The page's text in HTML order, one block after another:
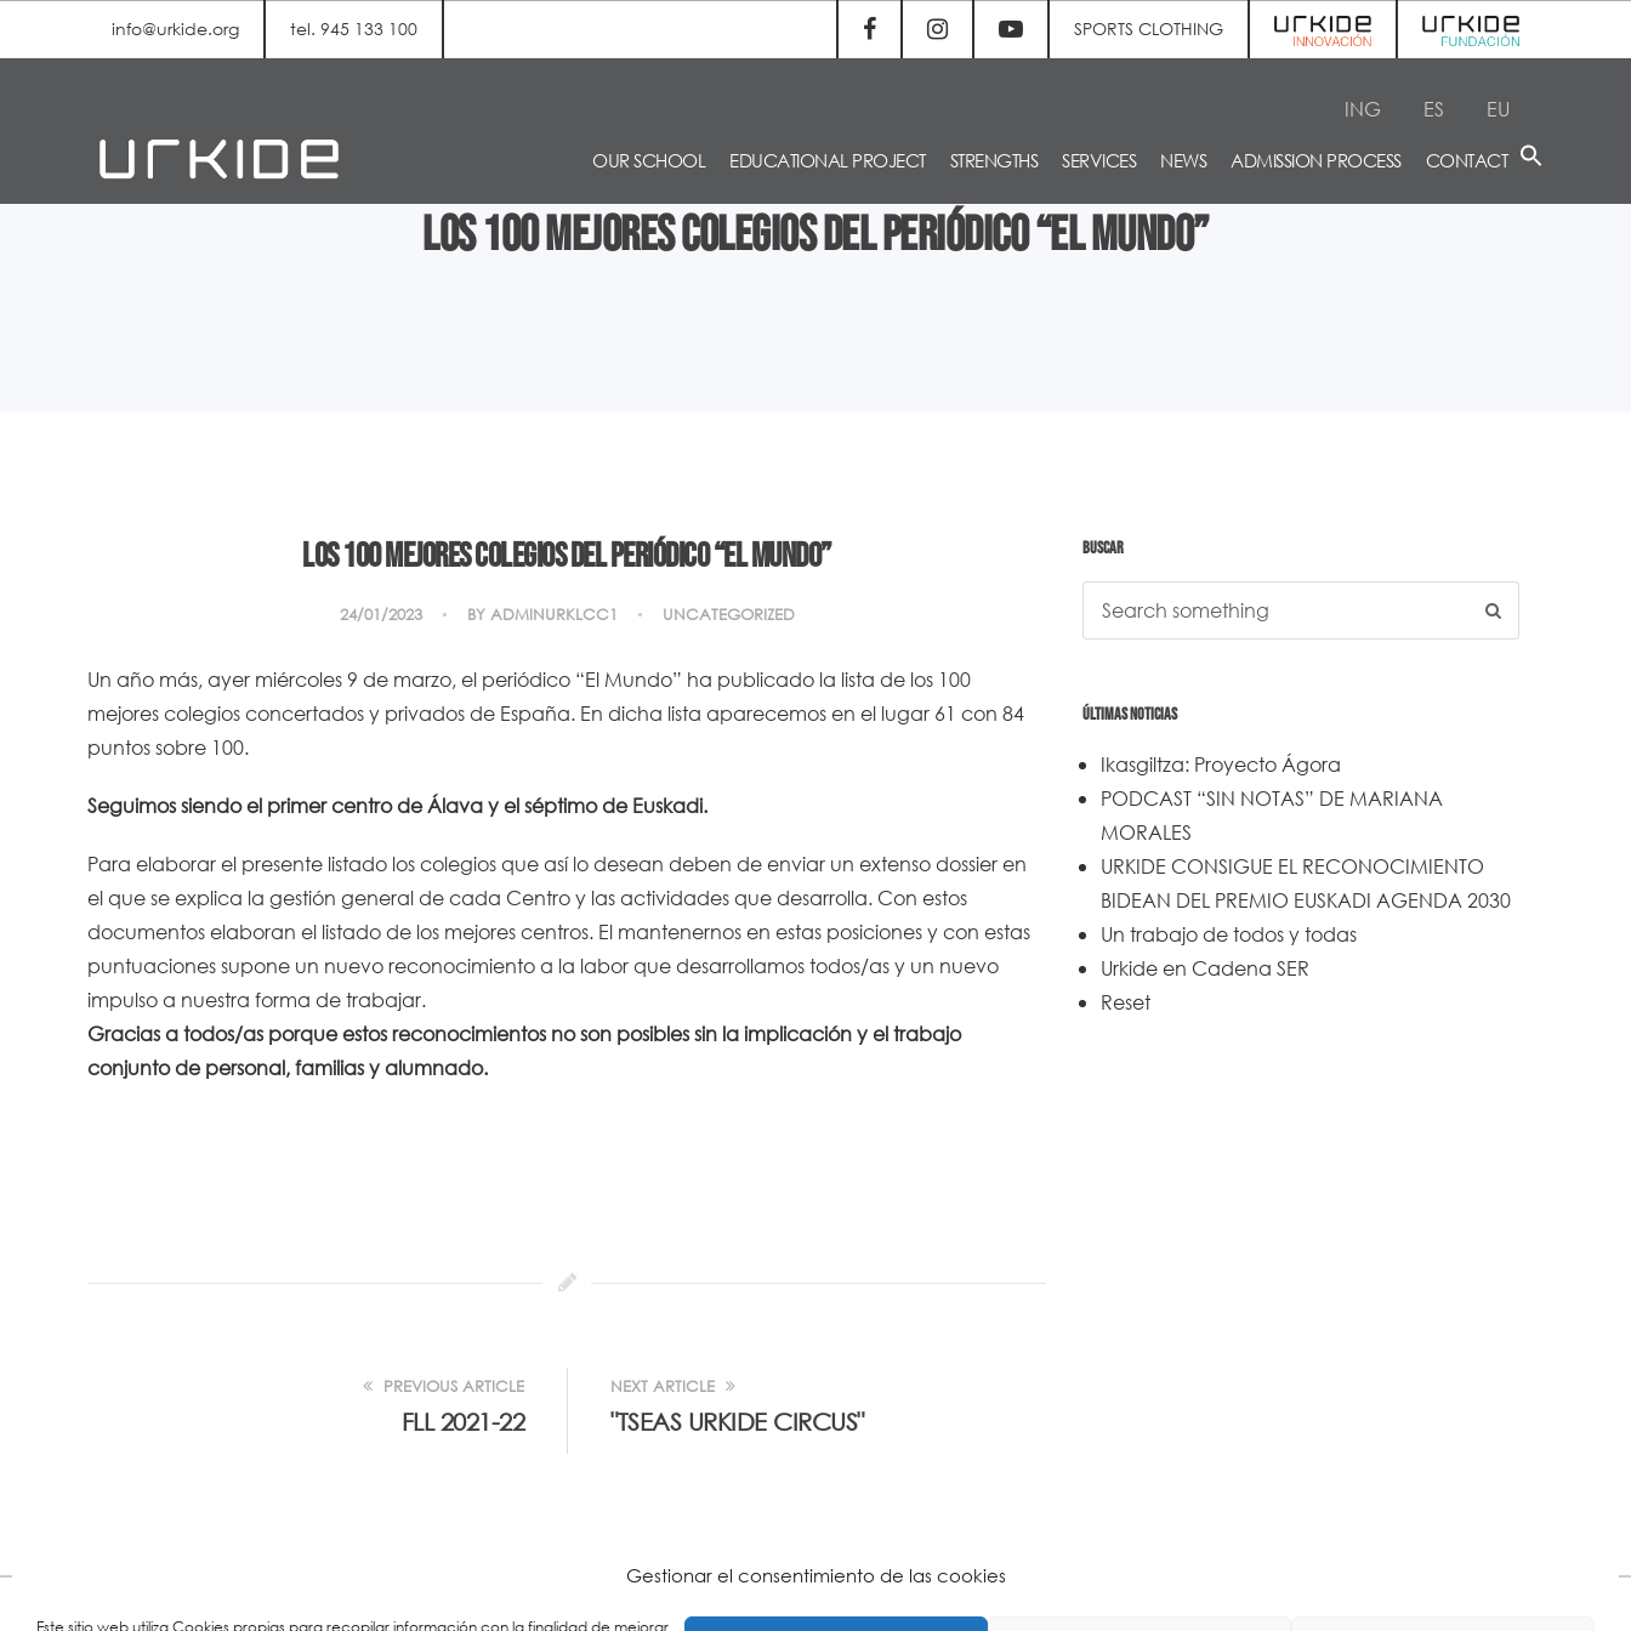
Gestionar el consentimiento de las cookies
Este sitio web utiliza Cookies propias para recopilar información con la finalidad de mejorar
info@urkide.org tel. 945 133 100 SPORTS CLOTHING
ING ES EU
OUR SCHOOL EDUCATIONAL PROJECT STRENGTHS SERVICES NEWS ADMISSION PROCESS CONTACT
Los 100 mejores colegios del periódico “El Mundo”
Los 100 mejores colegios del periódico “El Mundo”
24/01/2023 BY ADMINURKLCC1 UNCATEGORIZED
Un año más, ayer miércoles 9 de marzo, el periódico “El Mundo” ha publicado la lista de los 100
mejores colegios concertados y privados de España. En dicha lista aparecemos en el lugar 61 con 84
puntos sobre 100.
Seguimos siendo el primer centro de Álava y el séptimo de Euskadi.
Para elaborar el presente listado los colegios que así lo desean deben de enviar un extenso dossier en
el que se explica la gestión general de cada Centro y las actividades que desarrolla. Con estos
documentos elaboran el listado de los mejores centros. El mantenernos en estas posiciones y con estas
puntuaciones supone un nuevo reconocimiento a la labor que desarrollamos todos/as y un nuevo
impulso a nuestra forma de trabajar.
Gracias a todos/as porque estos reconocimientos no son posibles sin la implicación y el trabajo
conjunto de personal, familias y alumnado.
PREVIOUS ARTICLE
FLL 2021-22
NEXT ARTICLE
"TSEAS URKIDE CIRCUS"
BUSCAR
ÚLTIMAS NOTICIAS
Ikasgiltza: Proyecto Ágora
PODCAST “SIN NOTAS” DE MARIANA
MORALES
URKIDE CONSIGUE EL RECONOCIMIENTO
BIDEAN DEL PREMIO EUSKADI AGENDA 2030
Un trabajo de todos y todas
Urkide en Cadena SER
Reset